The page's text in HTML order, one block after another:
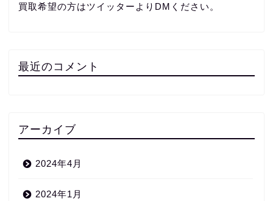
買取希望の方はツイッターよりDMください。
最近のコメント
アーカイブ
2024年4月
2024年1月